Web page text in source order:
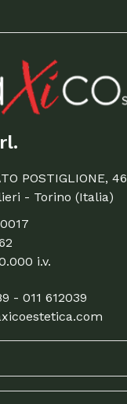
POSTIGLIONE, 46
- Torino (Italia)
i.v.
- 011 612039